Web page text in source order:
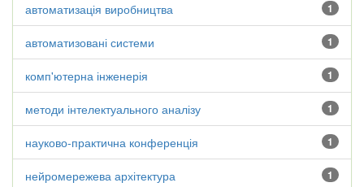
1
автоматизація виробництва
1
автоматизовані системи
1
комп'ютерна інженерія
1
методи інтелектуального аналізу
1
науково-практична конференція
1
нейромережева архітектура